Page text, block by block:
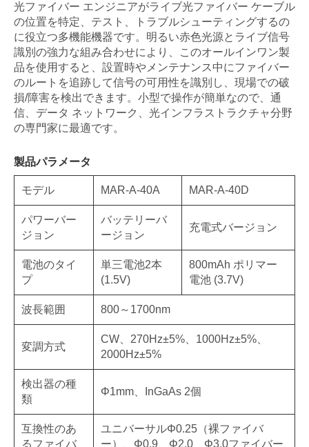
光ファイバー エンジニアがライブ光ファイバー ケーブル
の位置を特定、テスト、トラブルシューティングするの
に役立つ多機能機器です。明るい赤色光源とライブ信号
識別の強力な組み合わせにより、このオールインワン製
品を使用すると、設置時やメンテナンス中にファイバー
のルートを追跡して信号の可用性を識別し、現場での破
損/障害を検出できます。小型で操作が簡単なので、通
信、データ ネットワーク、光インフラストラクチャ分野
の専門家に最適です。
製品パラメータ
モデル MAR-A-40A MAR-A-40D
パワーバー
ジョン
バッテリーバ
ージョン
充電式バージョン
電池のタイ
プ
単三電池2本
(1.5V)
800mAh ポリマー
電池 (3.7V)
波長範囲 800～1700nm
変調方式
CW、270Hz±5%、1000Hz±5%、
2000Hz±5%
検出器の種
類
Φ1mm、InGaAs 2個
互換性のあ
るファイバ
ユニバーサルΦ0.25（裸ファイバ
ー）、Φ0.9、Φ2.0、Φ3.0ファイバー